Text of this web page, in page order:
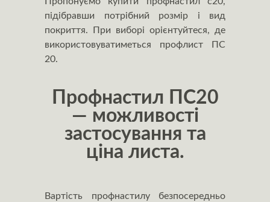
підібравши потрібний розмір і вид
покриття. При виборі орієнтуйтеся, де
використовуватиметься профлист ПС
20.
Профнастил ПС20
— можливості
застосування та
ціна листа.
Вартість профнастилу безпосередньо